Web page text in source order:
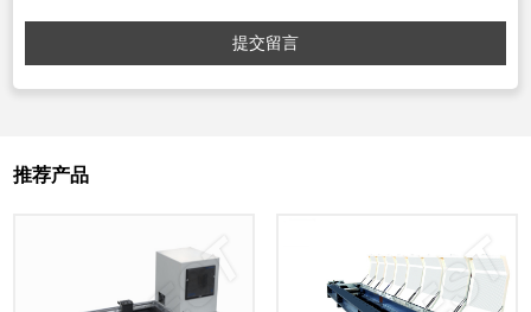
提交留言
推荐产品